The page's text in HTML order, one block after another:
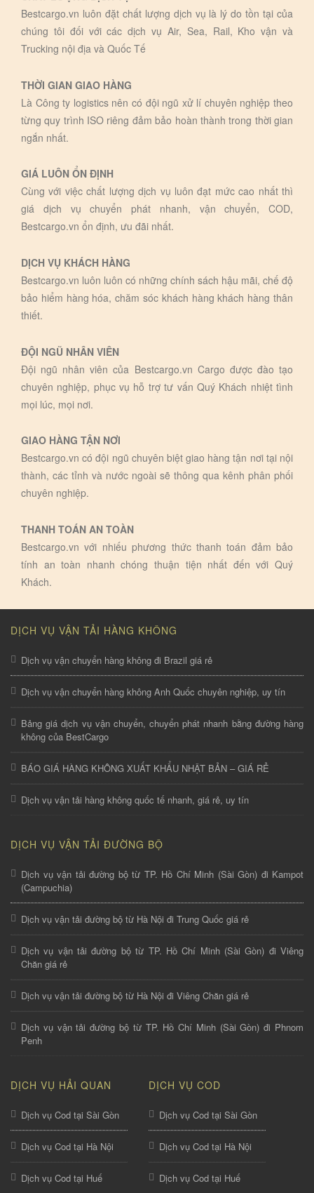
Bestcargo.vn luôn đặt chất lượng dịch vụ là lý do tồn tại của
chúng tôi đối với các dịch vụ Air, Sea, Rail, Kho vận và
Trucking nội địa và Quốc Tế
THỜI GIAN GIAO HÀNG
Là Công ty logistics nên có đội ngũ xử lí chuyên nghiệp theo
từng quy trình ISO riêng đảm bảo hoàn thành trong thời gian
ngắn nhất.
GIÁ LUÔN ỔN ĐỊNH
Cùng với việc chất lượng dịch vụ luôn đạt mức cao nhất thì
giá dịch vụ chuyển phát nhanh, vận chuyển, COD,
Bestcargo.vn ổn định, ưu đãi nhất.
DỊCH VỤ KHÁCH HÀNG
Bestcargo.vn luôn luôn có những chính sách hậu mãi, chế độ
bảo hiểm hàng hóa, chăm sóc khách hàng khách hàng thân
thiết.
ĐỘI NGŨ NHÂN VIÊN
Đội ngũ nhân viên của Bestcargo.vn Cargo được đào tạo
chuyên nghiệp, phục vụ hỗ trợ tư vấn Quý Khách nhiệt tình
mọi lúc, mọi nơi.
GIAO HÀNG TẬN NƠI
Bestcargo.vn có đội ngũ chuyên biệt giao hàng tận nơi tại nội
thành, các tỉnh và nước ngoài sẽ thông qua kênh phân phối
chuyên nghiệp.
THANH TOÁN AN TOÀN
Bestcargo.vn với nhiếu phương thức thanh toán đảm bảo
tính an toàn nhanh chóng thuận tiện nhất đến với Quý
Khách.
DỊCH VỤ VẬN TẢI HÀNG KHÔNG
Dịch vụ vận chuyển hàng không đi Brazil giá rẻ
Dịch vụ vận chuyển hàng không Anh Quốc chuyên nghiệp, uy tín
Bảng giá dịch vụ vận chuyển, chuyển phát nhanh bằng đường hàng
không của BestCargo
BÁO GIÁ HÀNG KHÔNG XUẤT KHẨU NHẬT BẢN – GIÁ RẺ
Dịch vụ vận tải hàng không quốc tế nhanh, giá rẻ, uy tín
DỊCH VỤ VẬN TẢI ĐƯỜNG BỘ
Dịch vụ vận tải đường bộ từ TP. Hồ Chí Minh (Sài Gòn) đi Kampot
(Campuchia)
Dịch vụ vận tải đường bộ từ Hà Nội đi Trung Quốc giá rẻ
Dịch vụ vận tải đường bộ từ TP. Hồ Chí Minh (Sài Gòn) đi Viêng
Chăn giá rẻ
Dịch vụ vận tải đường bộ từ Hà Nội đi Viêng Chăn giá rẻ
Dịch vụ vận tải đường bộ từ TP. Hồ Chí Minh (Sài Gòn) đi Phnom
Penh
DỊCH VỤ HẢI QUAN
Dịch vụ Cod tại Sài Gòn
Dịch vụ Cod tại Hà Nội
Dịch vụ Cod tại Huế
DỊCH VỤ COD
Dịch vụ Cod tại Sài Gòn
Dịch vụ Cod tại Hà Nội
Dịch vụ Cod tại Huế